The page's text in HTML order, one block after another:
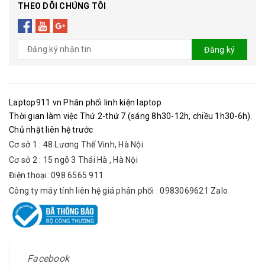
THEO DÕI CHÚNG TÔI
Đăng ký
Laptop911.vn Phân phối linh kiện laptop
Thời gian làm việc Thứ 2-thứ 7 (sáng 8h30-12h, chiều 1h30-6h).
Chủ nhật liên hệ trước
Cơ sở 1 : 48 Lương Thế Vinh, Hà Nội
Cơ sở 2 : 15 ngõ 3 Thái Hà , Hà Nội
Điện thoại: 098 6565 911
Công ty máy tính liên hệ giá phân phối : 0983069621 Zalo
Facebook